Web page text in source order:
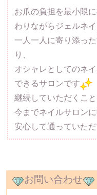
お爪の負担を最小限
わりながらジェルネ
一人一人に寄り添っ
り、
オシャレとしてのネ
できるサロンです
継続していただくこ
今までネイルサロン
安心して通っていた
お問い合わせ